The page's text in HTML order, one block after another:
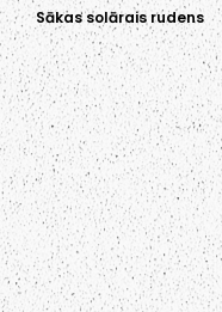
Sākas solārais rudens